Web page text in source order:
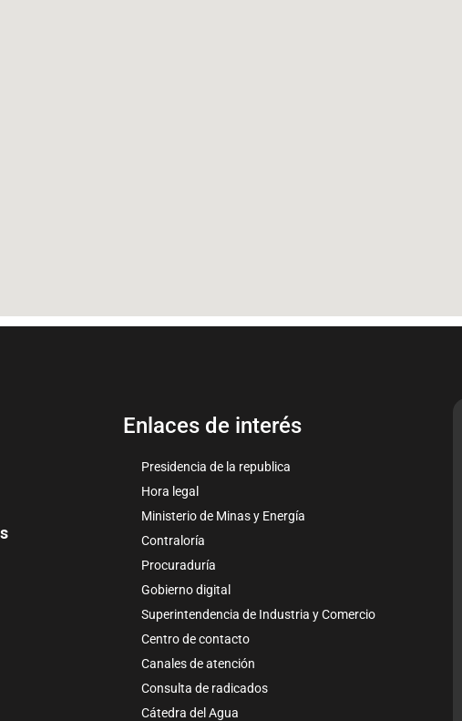
Enlaces de interés
Presidencia de la republica
Hora legal
Ministerio de Minas y Energía
Contraloría
Procuraduría
Gobierno digital
Superintendencia de Industria y Comercio
Centro de contacto
Canales de atención
Consulta de radicados
Cátedra del Agua